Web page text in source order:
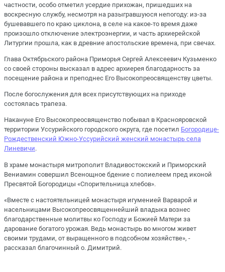
частности, особо отметил усердие прихожан, пришедших на
воскресную службу, несмотря на разыгравшуюся непогоду: из-за
бушевавшего по краю циклона, в селе на какое-то время даже
произошло отключение электроэнергии, и часть архиерейской
Литургии прошла, как в древние апостольские времена, при свечах.
Глава Октябрьского района Приморья Сергей Алексеевич Кузьменко
со своей стороны высказал в адрес архиерея благодарность за
посещение района и преподнес Его Высокопреосвященству цветы.
После богослужения для всех присутствующих на приходе
состоялась трапеза.
Накануне Его Высокопреосвященство побывал в Краснояровской
территории Уссурийского городского округа, где посетил Богородице-
Рождественский Южно-Уссурийский женский монастырь села
Линевичи.
В храме монастыря митрополит Владивостокский и Приморский
Вениамин совершил Всенощное бдение с полиелеем пред иконой
Пресвятой Богородицы «Спорительница хлебов».
«Вместе с настоятельницей монастыря игуменией Варварой и
насельницами Высокопреосвященнейший владыка вознес
благодарственные молитвы ко Господу и Божией Матери за
дарование богатого урожая. Ведь монастырь во многом живет
своими трудами, от выращенного в подсобном хозяйстве», -
рассказал благочинный о. Димитрий.